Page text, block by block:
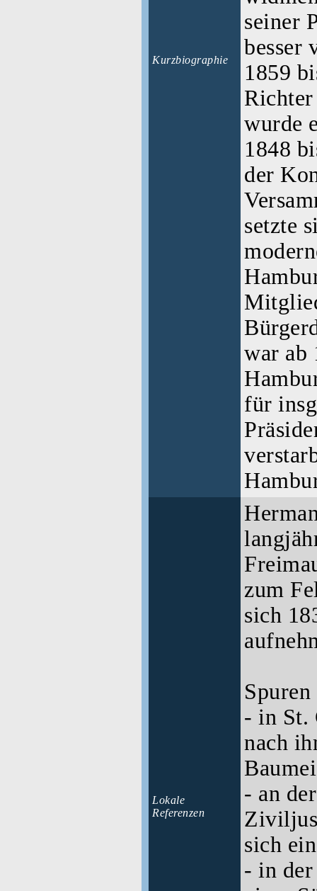
Kurzbiographie
seiner
besser
1859
wurde
1848
der
setzte
war ab
für
Lokale
Referenzen
zum
sich
- in St.
nach
- an
sich
- in der